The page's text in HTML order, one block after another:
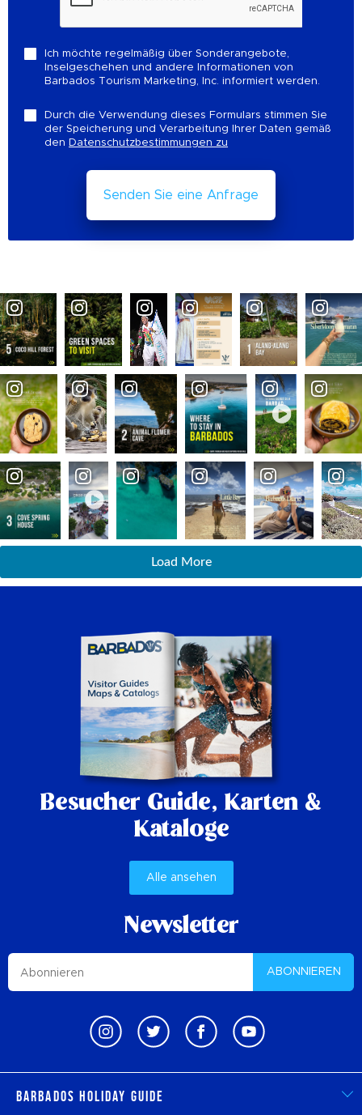
Ich möchte regelmäßig über Sonderangebote,
Inselgeschehen und andere Informationen von
Barbados Tourism Marketing, Inc. informiert werden.
Durch die Verwendung dieses Formulars stimmen Sie
der Speicherung und Verarbeitung Ihrer Daten gemäß
den Datenschutzbestimmungen zu
Load More
Besucher Guide, Karten &
Kataloge
Alle ansehen
Newsletter
ABONNIEREN
Barbados Holiday Guide